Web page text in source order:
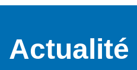
Actualité